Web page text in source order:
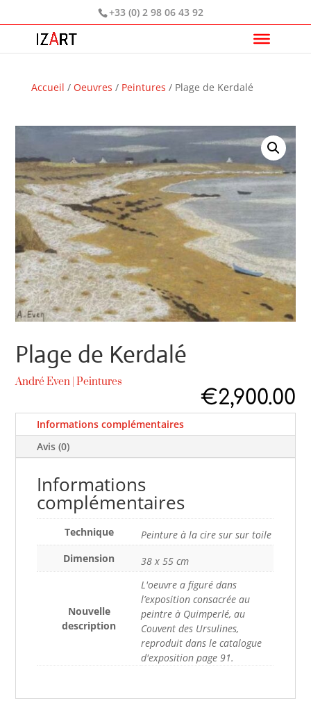
+33 (0) 2 98 06 43 92
Accueil / Oeuvres / Peintures / Plage de Kerdalé
Plage de Kerdalé
André Even |Peintures
€2,900.00
Informations complémentaires
Avis (0)
Informations
complémentaires
Technique
Peinture à la cire sur sur toile
Dimension
38 x 55 cm
Nouvelle
description
L'oeuvre a figuré dans
l’exposition consacrée au
peintre à Quimperlé, au
Couvent des Ursulines,
reproduit dans le catalogue
d'exposition page 91.